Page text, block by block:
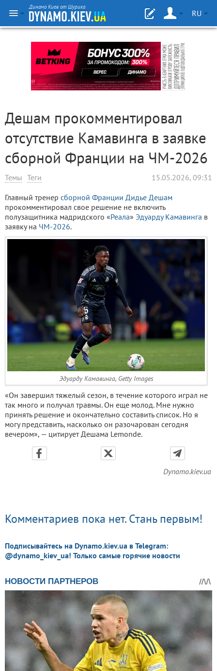
Динамо Киев от Шурика
RU
Дешам прокомментировал
отсутствие Камавинга в заявке
сборной Франции на ЧМ-2026
Темы Теги 15.05.2026, 09:31
Главный тренер сборной Франции Дидье Дешам
прокомментировал свое решение не включить
полузащитника мадридского «Реала» Эдуарду Камавинга в
заявку на ЧМ-2026.
Эдуарду Камавинга, Getty Images
«Он завершил тяжелый сезон, в течение которого играл не
так много и получал травмы. Он еще молод. Мне нужно
принять решение и окончательно составить список. Но я
могу представить, насколько он разочарован сегодня
вечером», — цитирует Дешама Lemonde.
Dynamo.kiev.ua
Комментариев пока нет. Стань первым!
Подписывайтесь на Dynamo.kiev.ua в Telegram:
@dynamo_kiev_ua! Только самые горячие новости